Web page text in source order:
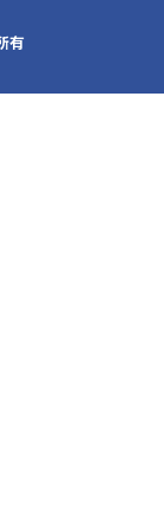
有